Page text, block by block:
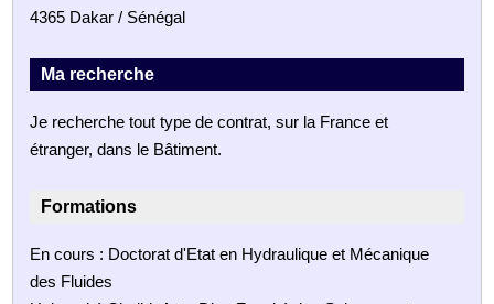
4365 Dakar / Sénégal
Ma recherche
Je recherche tout type de contrat, sur la France et
étranger, dans le Bâtiment.
Formations
En cours : Doctorat d'Etat en Hydraulique et Mécanique
des Fluides